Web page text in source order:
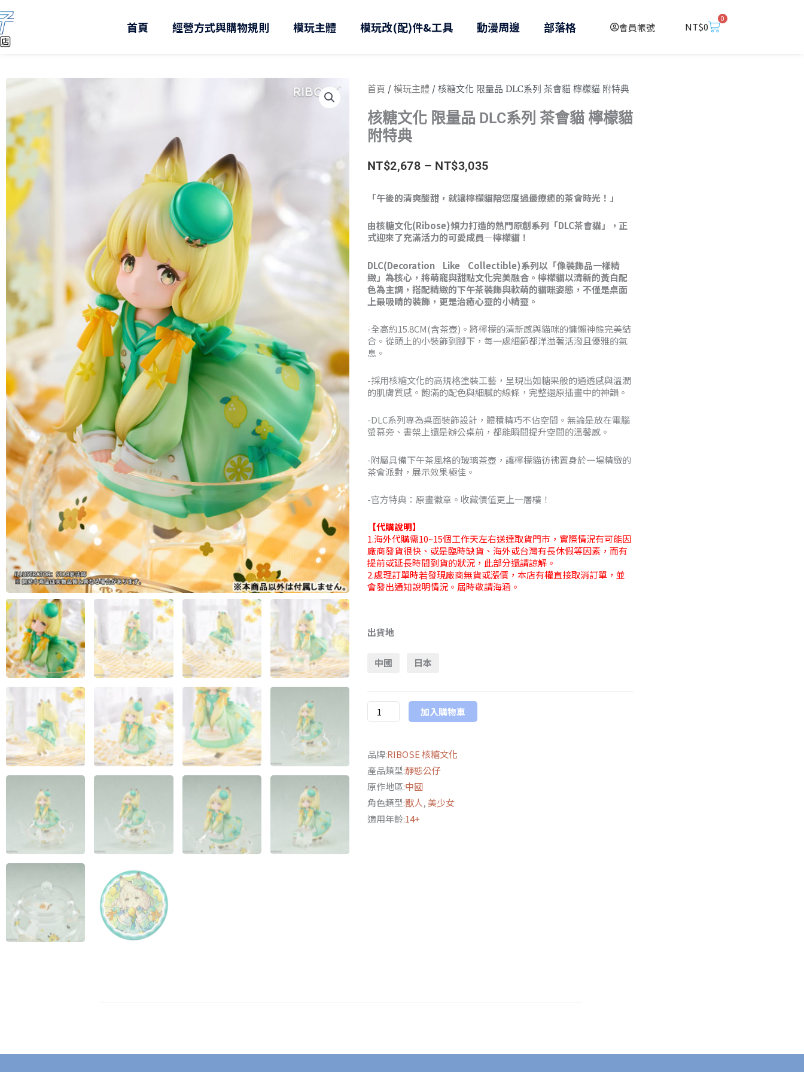
至
主
首頁 經營方式與購物規則 模玩主體 模玩改(配)件&工具 動漫周邊 部落格 會員帳號 NT$0
0
購
物
首頁 / 模玩主體 / 核糖文化 限量品 DLC系列 茶會貓 檸檬貓 附特典
核糖文化 限量品 DLC系列 茶會貓 檸檬貓
附特典
NT$2,678 – NT$3,035價
圍：
NT$2,678
到
NT$3,035
「午後的清爽酸甜，就讓檸檬貓陪您度過最療癒的茶會時光！」
由核糖文化(Ribose)傾力打造的熱門原創系列「DLC茶會貓」，正
式迎來了充滿活力的可愛成員—檸檬貓！
DLC(Decoration Like Collectible)系列以「像裝飾品一樣精
緻」為核心，將萌寵與甜點文化完美融合。檸檬貓以清新的黃白配
色為主調，搭配精緻的下午茶裝飾與軟萌的貓咪姿態，不僅是桌面
上最吸睛的裝飾，更是治癒心靈的小精靈。
-全高約15.8CM(含茶壺)。將檸檬的清新感與貓咪的慵懶神態完美結
合。從頭上的小裝飾到腳下，每一處細節都洋溢著活潑且優雅的氣
息。
-採用核糖文化的高規格塗裝工藝，呈現出如糖果般的通透感與溫潤
的肌膚質感。飽滿的配色與細膩的線條，完整還原插畫中的神韻。
-DLC系列專為桌面裝飾設計，體積精巧不佔空間。無論是放在電腦
螢幕旁、書架上還是辦公桌前，都能瞬間提升空間的溫馨感。
-附屬具備下午茶風格的玻璃茶壺，讓檸檬貓彷彿置身於一場精緻的
茶會派對，展示效果極佳。
-官方特典：原畫徽章。收藏價值更上一層樓！
【代購說明】
1.海外代購需10~15個工作天左右送達取貨門市，實際情況有可能因
廠商發貨很快、或是臨時缺貨、海外或台灣有長休假等因素，而有
提前或延長時間到貨的狀況，此部分還請諒解。
2.處理訂單時若發現廠商無貨或漲價，本店有權直接取消訂單，並
會發出通知說明情況。屆時敬請海涵。
出貨地
中國 日本
糖
化
列
茶
會
貓
檸
加入購物車
品牌:RIBOSE 核糖文化
產品類型:靜態公仔
原作地區:中國
角色類型:獸人,美少女
適用年齡:14+